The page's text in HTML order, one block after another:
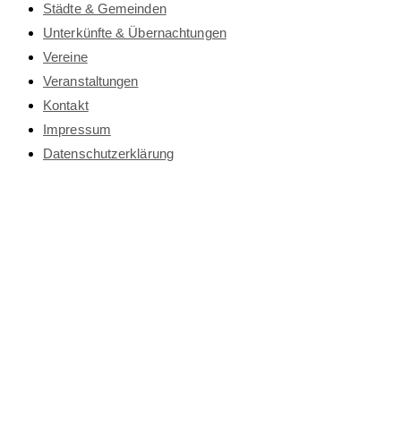
Städte & Gemeinden
Unterkünfte & Übernachtungen
Vereine
Veranstaltungen
Kontakt
Impressum
Datenschutz­erklärung